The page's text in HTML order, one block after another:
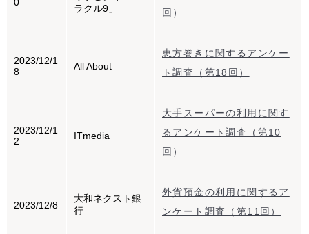
ラクル9」
回）
2023/12/1
8
All About
恵方巻きに関するアンケー
ト調査（第18回）
2023/12/1
2
ITmedia
大手スーパーの利用に関す
るアンケート調査（第10
回）
2023/12/8
大和ネクスト銀
行
外貨預金の利用に関するア
ンケート調査（第11回）